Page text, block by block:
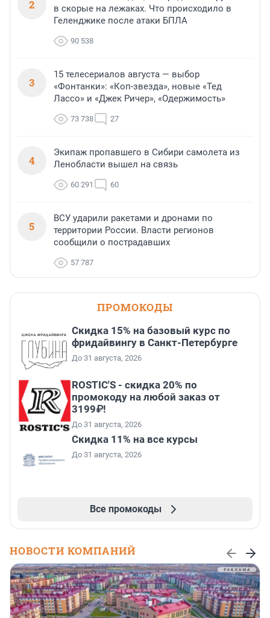
2
в скорые на лежаках. Что происходило в
Геленджике после атаки БПЛА
90 538
3
15 телесериалов августа — выбор
«Фонтанки»: «Коп-звезда», новые «Тед
Лассо» и «Джек Ричер», «Одержимость»
73 738 27
4
Экипаж пропавшего в Сибири самолета из
Ленобласти вышел на связь
60 291 60
5
ВСУ ударили ракетами и дронами по
территории России. Власти регионов
сообщили о пострадавших
57 787
ПРОМОКОДЫ
Скидка 15% на базовый курс по
фридайвингу в Санкт-Петербурге
До 31 августа, 2026
ROSTIC'S - скидка 20% по
промокоду на любой заказ от
3199₽!
До 31 августа, 2026
Скидка 11% на все курсы
До 31 августа, 2026
Все промокоды
НОВОСТИ КОМПАНИЙ